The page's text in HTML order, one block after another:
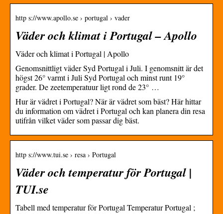
http s://www.apollo.se › portugal › vader
Väder och klimat i Portugal – Apollo
Väder och klimat i Portugal | Apollo
Genomsnittligt väder Syd Portugal i Juli. I genomsnitt är det
högst 26° varmt i Juli Syd Portugal och minst runt 19°
grader. De zeetemperatuur ligt rond de 23° …
Hur är vädret i Portugal? När är vädret som bäst? Här hittar
du information om vädret i Portugal och kan planera din resa
utifrån vilket väder som passar dig bäst.
http s://www.tui.se › resa › Portugal
Väder och temperatur för Portugal |
TUI.se
Tabell med temperatur för Portugal Temperatur Portugal ;